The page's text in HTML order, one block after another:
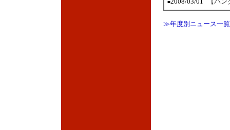
■
≫年度別ニュース一覧